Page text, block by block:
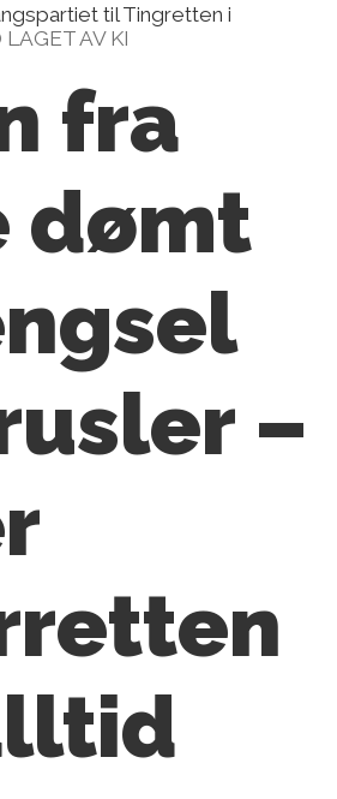
til Tingretten i
LAGET AV KI
fra
dømt
–